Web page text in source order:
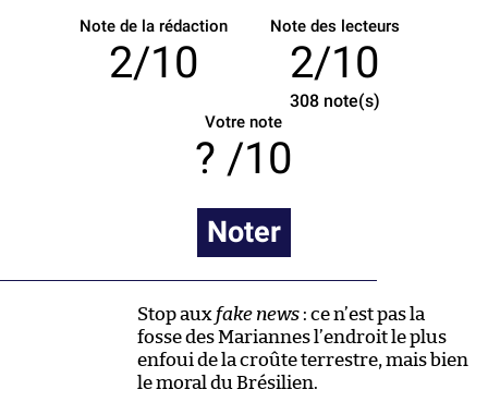
Note de la rédaction
2/10
Note des lecteurs
2/10
308note(s)
Votre note
/10
Noter
Stop aux fake news : ce n’est pas la
fosse des Mariannes l’endroit le plus
enfoui de la croûte terrestre, mais bien
le moral du Brésilien.